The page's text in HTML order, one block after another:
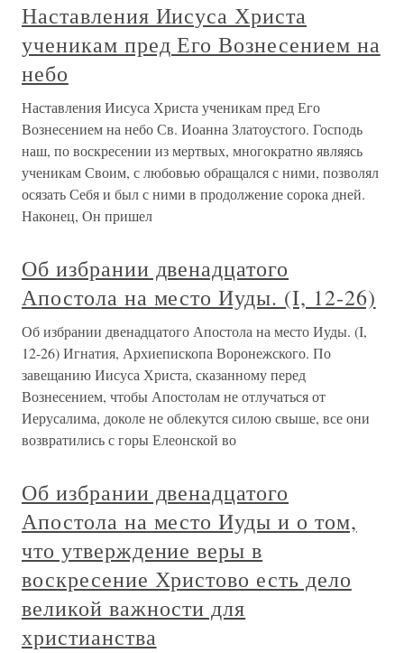
Наставления Иисуса Христа
ученикам пред Его Вознесением на
небо
Наставления Иисуса Христа ученикам пред Его
Вознесением на небо Св. Иоанна Златоустого. Господь
наш, по воскресении из мертвых, многократно являясь
ученикам Своим, с любовью обращался с ними, позволял
осязать Себя и был с ними в продолжение сорока дней.
Наконец, Он пришел
Об избрании двенадцатого
Апостола на место Иуды. (I, 12-26)
Об избрании двенадцатого Апостола на место Иуды. (I,
12-26) Игнатия, Архиепископа Воронежского. По
завещанию Иисуса Христа, сказанному перед
Вознесением, чтобы Апостолам не отлучаться от
Иерусалима, доколе не облекутся силою свыше, все они
возвратились с горы Елеонской во
Об избрании двенадцатого
Апостола на место Иуды и о том,
что утверждение веры в
воскресение Христово есть дело
великой важности для
христианства